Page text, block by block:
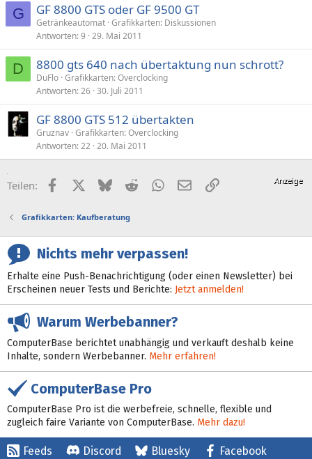
G GF 8800 GTS oder GF 9500 GT
Getränkeautomat Grafikkarten: Diskussionen
Antworten 9 29. Mai 2011
D 8800 gts 640 nach übertaktung nun schrott?
DuFlo Grafikkarten: Overclocking
Antworten 26 30. Juli 2011
GF 8800 GTS 512 übertakten
Gruznav Grafikkarten: Overclocking
Antworten 22 20. Mai 2011
Teilen: FacebookX (Twitter)
BlueskyRedditWhatsApp
E-MailLink
Grafikkarten: Kaufberatung
Nichts mehr verpassen!
Erhalte eine Push-Benachrichtigung (oder einen Newsletter) bei
Erscheinen neuer Tests und Berichte: Jetzt anmelden!
Warum Werbebanner?
ComputerBase berichtet unabhängig und verkauft deshalb keine
Inhalte, sondern Werbebanner. Mehr erfahren!
ComputerBase Pro
ComputerBase Pro ist die werbefreie, schnelle, flexible und
zugleich faire Variante von ComputerBase. Mehr dazu!
Feeds Discord Bluesky Facebook